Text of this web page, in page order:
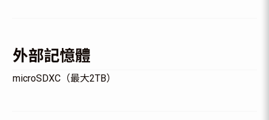
外部記憶體
microSDXC（最大2TB）